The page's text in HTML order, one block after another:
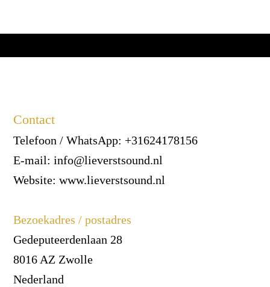
Contact
Telefoon / WhatsApp: +31624178156
E-mail: info@lieverstsound.nl
Website: www.lieverstsound.nl
Bezoekadres / postadres
Gedeputeerdenlaan 28
8016 AZ Zwolle
Nederland